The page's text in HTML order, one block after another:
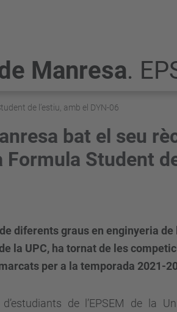
Manresa.
de l’estiu, amb el DYN-06
bat el seu
Student
diferents graus en enginyeria de
la UPC, ha tornat de les
per a la temporada 2021-
d’estudiants de l’EPSEM de la